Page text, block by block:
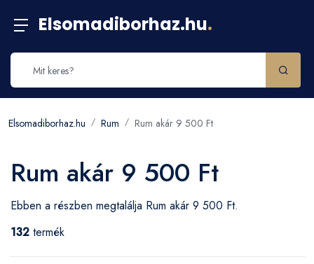
Elsomadiborhaz.hu.
Elsomadiborhaz.hu Rum Rum akár 9 500 Ft
Rum akár 9 500 Ft
Ebben a részben megtalálja Rum akár 9 500 Ft.
132 termék